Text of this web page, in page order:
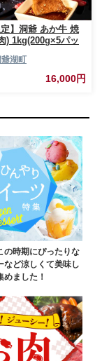
定】洞爺 あか牛 焼
) 1kg(200g×5パッ
うち焼肉 BBQ ジ
ルシー 赤身本来の
湖町
16,000円
の時期にぴったりな
など涼しくて美味し
めました！